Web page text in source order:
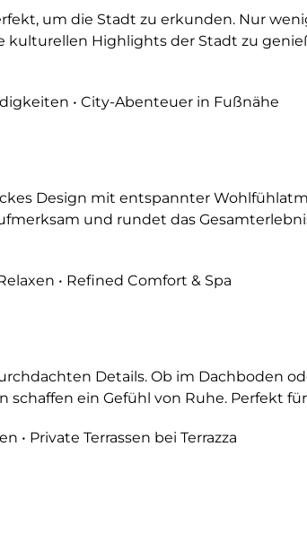
um die Stadt zu erkunden. Nur
kulturellen Highlights der Stadt zu
• City-Abenteuer in Fußnähe
Design mit entspannter
und rundet das
• Refined Comfort & Spa
Details. Ob im Dachboden
ein Gefühl von Ruhe. Perfekt
Private Terrassen bei Terrazza